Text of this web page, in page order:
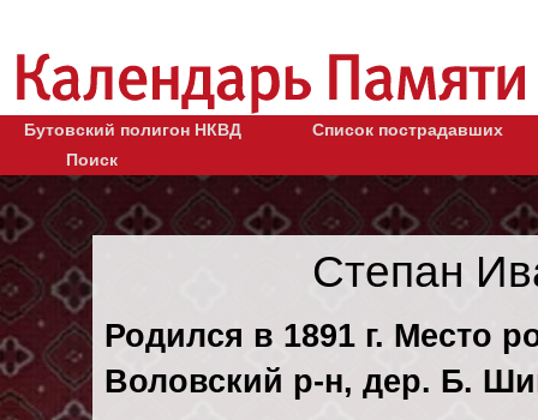
Бутовский полигон НКВД
Список пострадавших
Поиск
Степан
Родился в 1891 г. Место
Воловский р-н, дер. Б.